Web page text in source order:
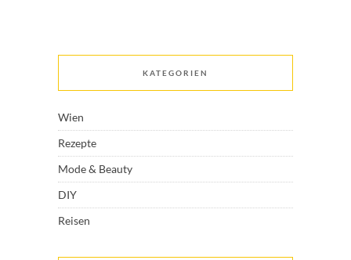
KATEGORIEN
Wien
Rezepte
Mode & Beauty
DIY
Reisen